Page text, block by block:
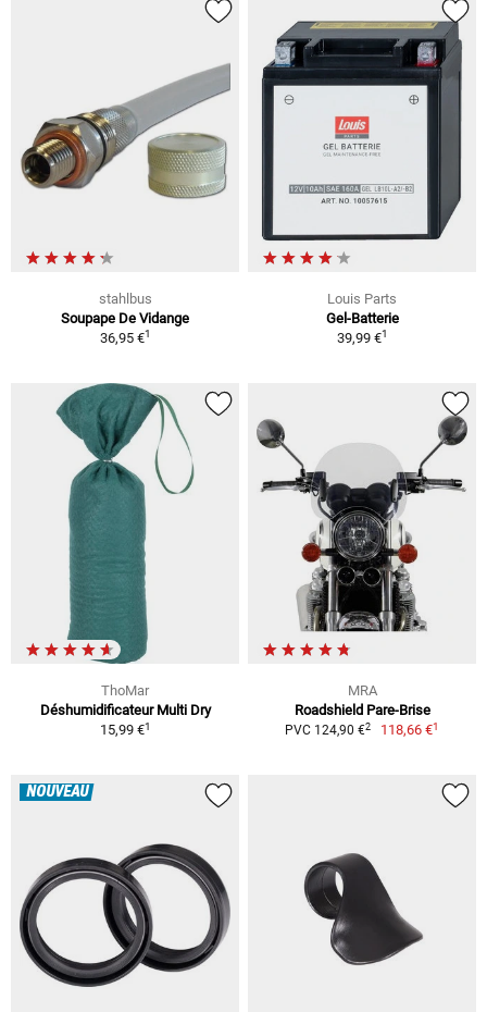
stahlbus
Soupape De Vidange
36,95 €1
Louis Parts
Gel-Batterie
39,99 €1
ThoMar
Déshumidificateur Multi Dry
15,99 €1
MRA
Roadshield Pare-Brise
PVC 124,90 €2 118,66 €1
NOUVEAU